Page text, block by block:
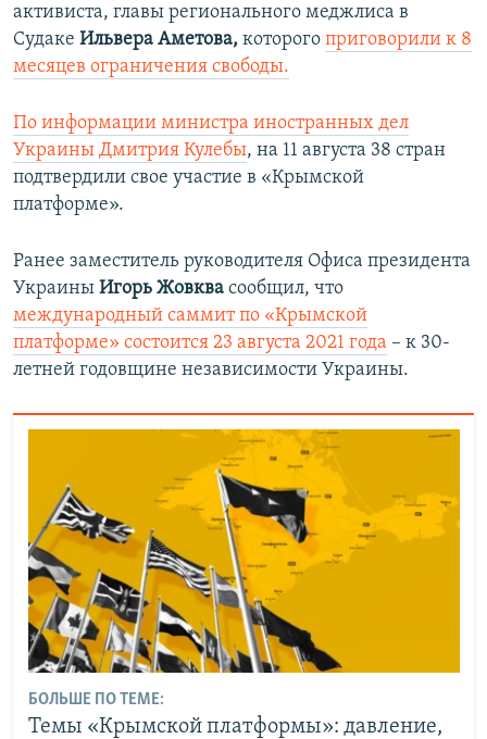
активиста, главы регионального меджлиса в
Судаке Ильвера Аметова, которого приговорили к 8
месяцев ограничения свободы.
По информации министра иностранных дел
Украины Дмитрия Кулебы, на 11 августа 38 стран
подтвердили свое участие в «Крымской
платформе».
Ранее заместитель руководителя Офиса президента
Украины Игорь Жовква сообщил, что
международный саммит по «Крымской
платформе» состоится 23 августа 2021 года – к 30-
летней годовщине независимости Украины.
БОЛЬШЕ ПО ТЕМЕ:
Темы «Крымской платформы»: давление,